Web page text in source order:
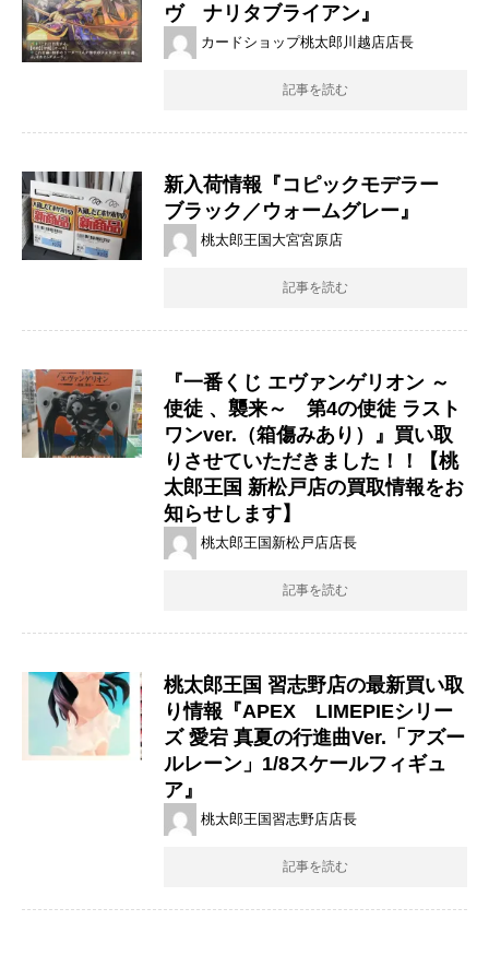
ヴ ナリタブライアン』
カードショップ桃太郎川越店店長
記事を読む
新入荷情報『コピックモデラー
ブラック／ウォームグレー』
桃太郎王国大宮宮原店
記事を読む
『一番くじ ​エヴァンゲリオン ​～
使徒 ​、襲来～ 第4の使徒 ​ラスト
ワンver.（箱傷みあり）』買い取
りさせていただきました！！【桃
太郎王国 新松戸店の買取情報をお
知らせします】
桃太郎王国新松戸店店長
記事を読む
桃太郎王国 習志野店の最新買い取
り情報『APEX LIMEPIEシリー
ズ 愛宕 真夏の行進曲Ver.「アズー
ルレーン」1/8スケールフィギュ
ア』
桃太郎王国習志野店店長
記事を読む